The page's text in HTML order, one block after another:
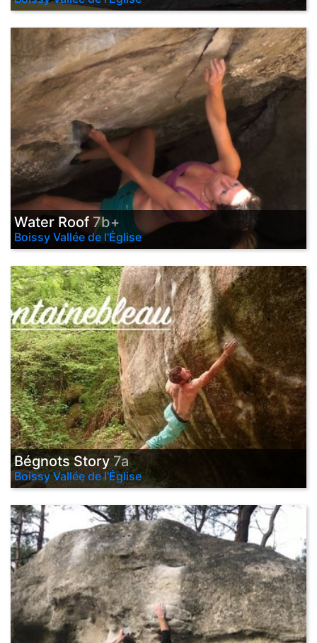
Water Roof 7b+
Boissy Vallée de l'Église
Bégnots Story7a
Boissy Vallée de l'Église